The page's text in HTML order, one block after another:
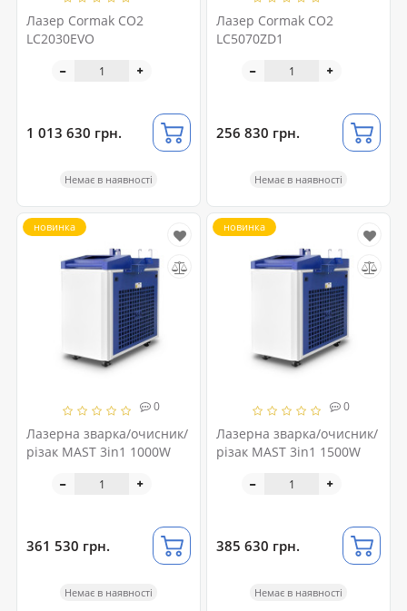
Лазер Cormak CO2
LC2030EVO
1 013 630 грн.
Немає в наявності
Лазер Cormak CO2
LC5070ZD1
256 830 грн.
Немає в наявності
0
Лазерна зварка/очисник/
різак MAST 3in1 1000W
новинка
361 530 грн.
Немає в наявності
0
Лазерна зварка/очисник/
різак MAST 3in1 1500W
новинка
385 630 грн.
Немає в наявності